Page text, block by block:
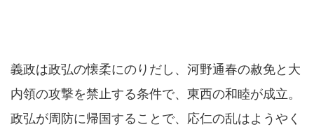
義政は政弘の懐柔にのりだし、河野通春の赦免と大
内領の攻撃を禁止する条件で、東西の和睦が成立。
政弘が周防に帰国することで、応仁の乱はようやく